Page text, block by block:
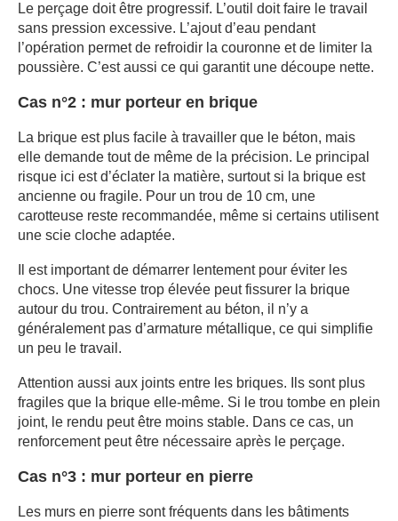
Le perçage doit être progressif. L’outil doit faire le travail
sans pression excessive. L’ajout d’eau pendant
l’opération permet de refroidir la couronne et de limiter la
poussière. C’est aussi ce qui garantit une découpe nette.
Cas n°2 : mur porteur en brique
La brique est plus facile à travailler que le béton, mais
elle demande tout de même de la précision. Le principal
risque ici est d’éclater la matière, surtout si la brique est
ancienne ou fragile. Pour un trou de 10 cm, une
carotteuse reste recommandée, même si certains utilisent
une scie cloche adaptée.
Il est important de démarrer lentement pour éviter les
chocs. Une vitesse trop élevée peut fissurer la brique
autour du trou. Contrairement au béton, il n’y a
généralement pas d’armature métallique, ce qui simplifie
un peu le travail.
Attention aussi aux joints entre les briques. Ils sont plus
fragiles que la brique elle-même. Si le trou tombe en plein
joint, le rendu peut être moins stable. Dans ce cas, un
renforcement peut être nécessaire après le perçage.
Cas n°3 : mur porteur en pierre
Les murs en pierre sont fréquents dans les bâtiments